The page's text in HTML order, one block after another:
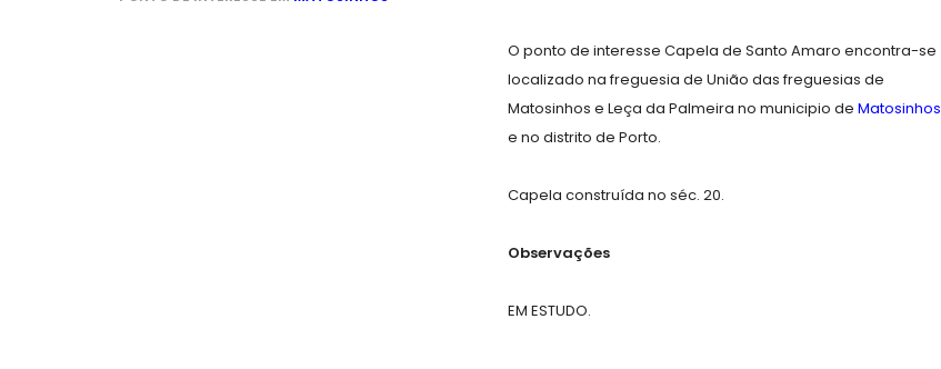
O ponto de interesse Capela de Santo Amaro encontra-se
localizado na freguesia de União das freguesias de
Matosinhos e Leça da Palmeira no municipio de Matosinhos
e no distrito de Porto.
Capela construída no séc. 20.
Observações
EM ESTUDO.